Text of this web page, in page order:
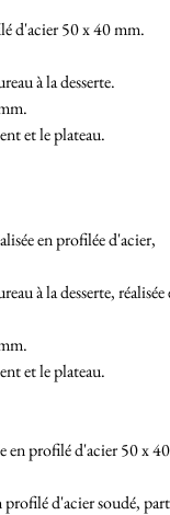
d'acier 50 x 40 mm.
à la desserte.
et le plateau.
en profilée d'acier,
à la desserte, réalisée
et le plateau.
en profilé d'acier 50 x 40
profilé d'acier soudé,